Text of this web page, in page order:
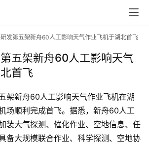
发第五架新舟60人工影响天气作业飞机于湖北首飞
五架新舟60人工影响天气
首飞
架新舟60人工影响天气作业飞机在湖
场顺利完成首飞。据悉，新舟60人工
装大气探测、催化作业、空地信息、任
备大规模联合作业、科学探测、空地协